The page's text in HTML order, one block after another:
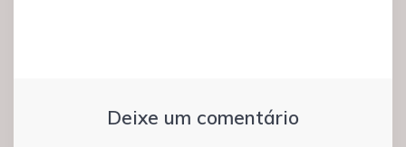
Deixe um comentário